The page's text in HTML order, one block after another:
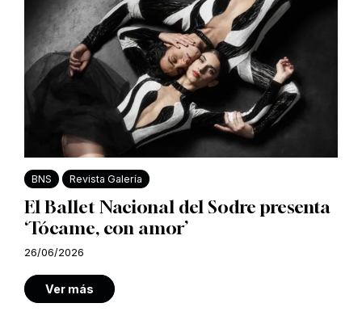
BNS Revista Galería
El Ballet Nacional del Sodre presenta
‘Tócame, con amor’
26/06/2026
Ver más